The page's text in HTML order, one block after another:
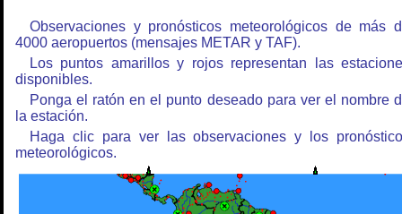
Observaciones y pronósticos meteorológicos de más
4000 aeropuertos (mensajes METAR y TAF).
Los puntos amarillos y rojos representan las
disponibles.
Ponga el ratón en el punto deseado para ver el nombre
la estación.
Haga clic para ver las observaciones y los
meteorológicos.